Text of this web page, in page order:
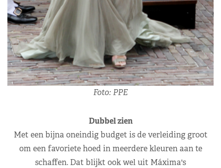
Foto: PPE
Dubbel zien
Met een bijna oneindig budget is de verleiding groot
om een favoriete hoed in meerdere kleuren aan te
schaffen. Dat blijkt ook wel uit Máxima's